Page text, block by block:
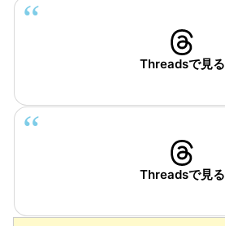
Threadsで見る
Threadsで見る